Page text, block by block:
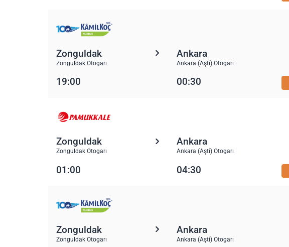
Zonguldak
Zonguldak Otogarı
Ankara
Ankara (Aşti) Otogarı
19:00 00:30
Zonguldak
Zonguldak Otogarı
Ankara
Ankara (Aşti) Otogarı
01:00 04:30
Zonguldak
Zonguldak Otogarı
Ankara
Ankara (Aşti) Otogarı